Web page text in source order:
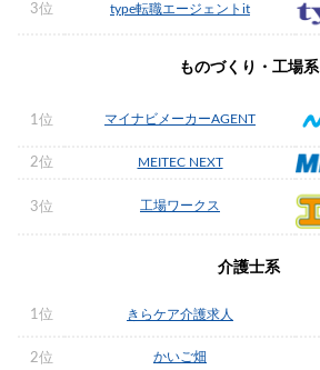
3位 type転職エージェントit
ものづくり・工場系
1位 マイナビメーカーAGENT
2位 MEITEC NEXT
3位 工場ワークス
介護士系
1位 きらケア介護求人
2位 かいご畑